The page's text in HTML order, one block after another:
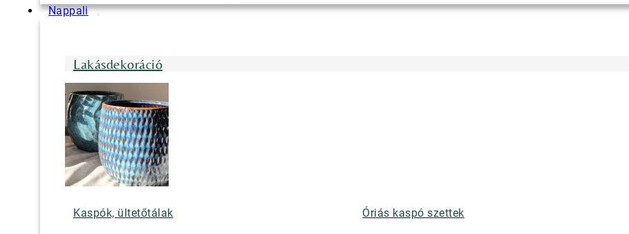
Nappali
Lakásdekoráció
Kaspók, ültetőtálak Óriás kaspó szettek